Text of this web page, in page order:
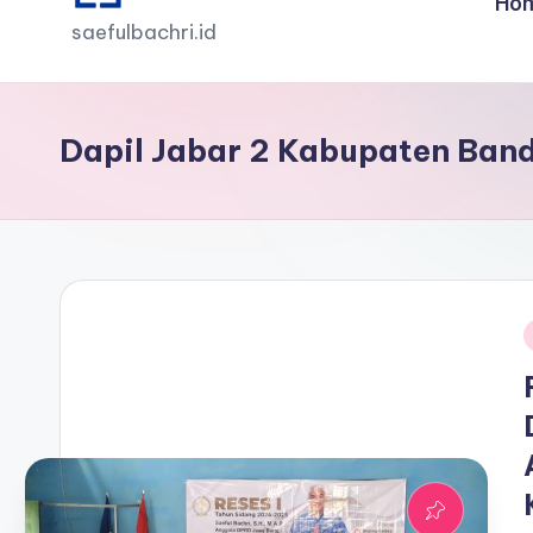
saefulbachri.id
Dapil Jabar 2 Kabupaten